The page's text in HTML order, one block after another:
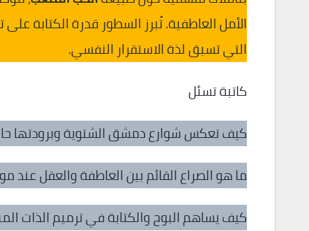
الأمل العاطفية. تُبرز السطور قدرة الكتابة على
التي تسبق لذة الاستقرار النفسي.
كاتبة تسئل
كيف تعكس شوارع دمشق الشتوية وبرودتها
ما هو الصراع القائم بين العاطفة والعقل
كيف يساهم البوح والكتابة في ترميم الذات